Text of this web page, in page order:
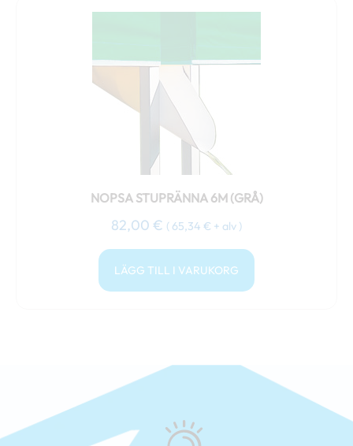
NOPSA STUPRÄNNA 6M (GRÅ)
82,00 € ( 65,34 € + alv )
LÄGG TILL I VARUKORG